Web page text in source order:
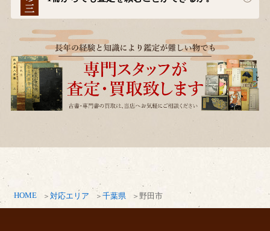
HOME 対応エリア 千葉県 野田市